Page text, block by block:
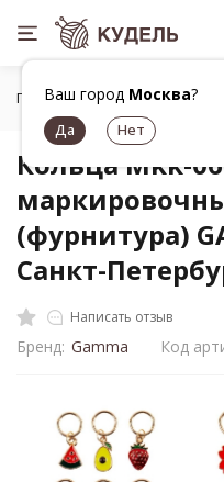
Ваш город Москва?
Главная Все для вязания
Кольца Mkk-06
(фурнитура)
Санкт-
Написать отзыв
Бренд: Gamma Код